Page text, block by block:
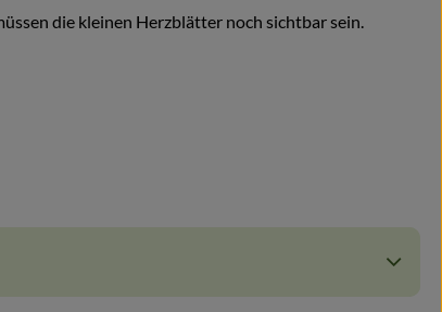
die kleinen Herzblätter noch sichtbar sein.